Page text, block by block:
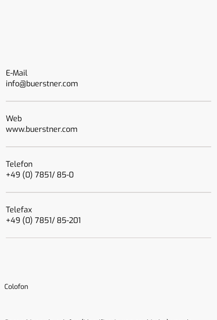
E-Mail
info@buerstner.com
Web
www.buerstner.com
Telefon
+49 (0) 7851/ 85-0
Telefax
+49 (0) 7851/ 85-201
Colofon